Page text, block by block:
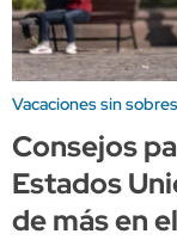
Vacaciones sin
Consejos
Estados
de más en